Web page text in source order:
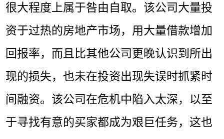
很大程度上属于咎由自取。该公司大量投
资于过热的房地产市场，用大量借款增加
回报率，而且比其他公司更晚认识到所出
现的损失，也未在投资出现失误时抓紧时
间融资。该公司在危机中陷入太深，以至
于寻找有意的买家都成为艰巨任务，这也